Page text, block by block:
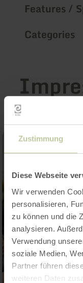
Zustimmung
Diese Webseite
Wir verwenden
personalisieren,
zu können und die
analysieren.
Verwendung
soziale Medien,
Partner führen
weiteren Daten
Features /
Categories